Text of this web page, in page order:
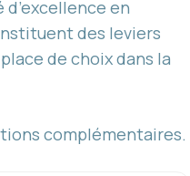
en
des leviers
de choix dans la
complémentaires.